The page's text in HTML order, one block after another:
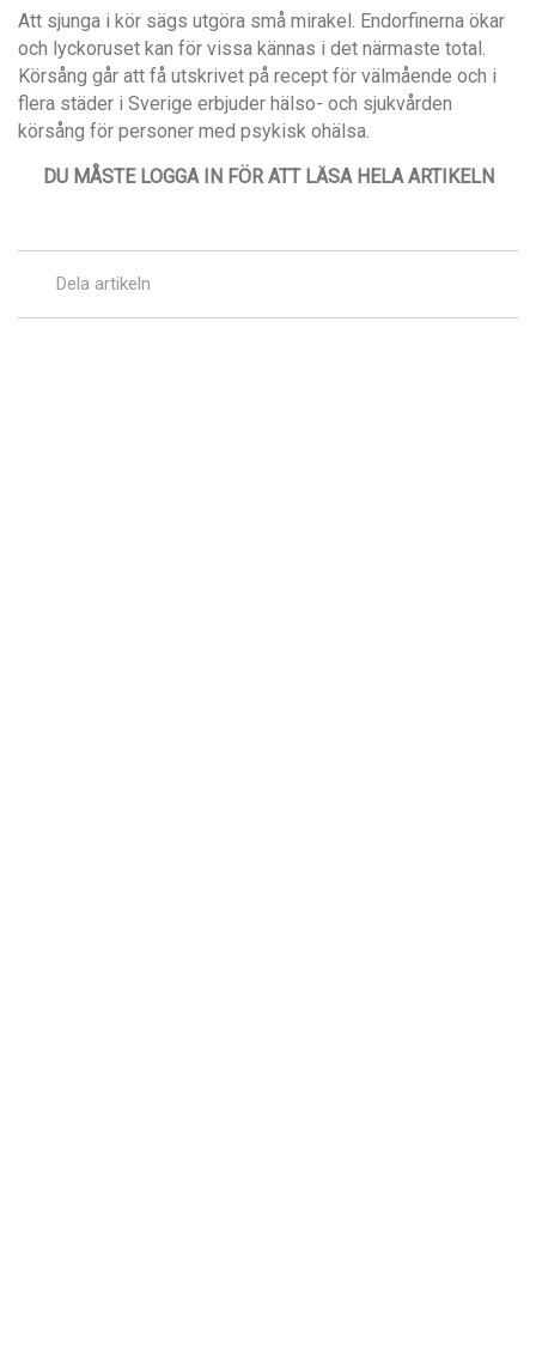
Att sjunga i kör sägs utgöra små mirakel. Endorfinerna ökar
och lyckoruset kan för vissa kännas i det närmaste total.
Körsång går att få utskrivet på recept för välmående och i
flera städer i Sverige erbjuder hälso- och sjukvården
körsång för personer med psykisk ohälsa.
DU MÅSTE LOGGA IN FÖR ATT LÄSA HELA ARTIKELN
Dela artikeln